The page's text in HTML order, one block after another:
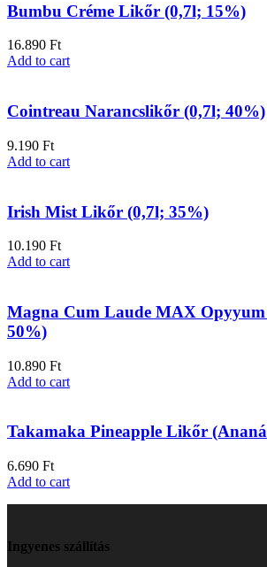
Bumbu Créme Likőr (0,7l; 15%)
16.890 Ft
Add to cart
Cointreau Narancslikőr (0,7l; 40%)
9.190 Ft
Add to cart
Irish Mist Likőr (0,7l; 35%)
10.190 Ft
Add to cart
Magna Cum Laude MAX
50%)
10.890 Ft
Add to cart
Takamaka Pineapple Likőr
6.690 Ft
Add to cart
Ingyenes szállítás